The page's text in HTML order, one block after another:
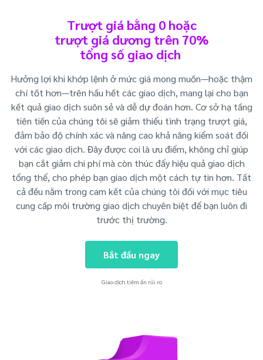
Trượt giá bằng 0 hoặc
trượt giá dương trên 70%
tổng số giao dịch
Hưởng lợi khi khớp lệnh ở mức giá mong muốn—hoặc thậm
chí tốt hơn—trên hầu hết các giao dịch, mang lại cho bạn
kết quả giao dịch suôn sẻ và dễ dự đoán hơn. Cơ sở hạ tầng
tiên tiến của chúng tôi sẽ giảm thiểu tình trạng trượt giá,
đảm bảo độ chính xác và nâng cao khả năng kiểm soát đối
với các giao dịch. Đây được coi là ưu điểm, không chỉ giúp
bạn cắt giảm chi phí mà còn thúc đẩy hiệu quả giao dịch
tổng thể, cho phép bạn giao dịch một cách tự tin hơn. Tất
cả đều nằm trong cam kết của chúng tôi đối với mục tiêu
cung cấp môi trường giao dịch chuyên biệt để bạn luôn đi
trước thị trường.
Bắt đầu ngay
Giao dịch tiềm ẩn rủi ro